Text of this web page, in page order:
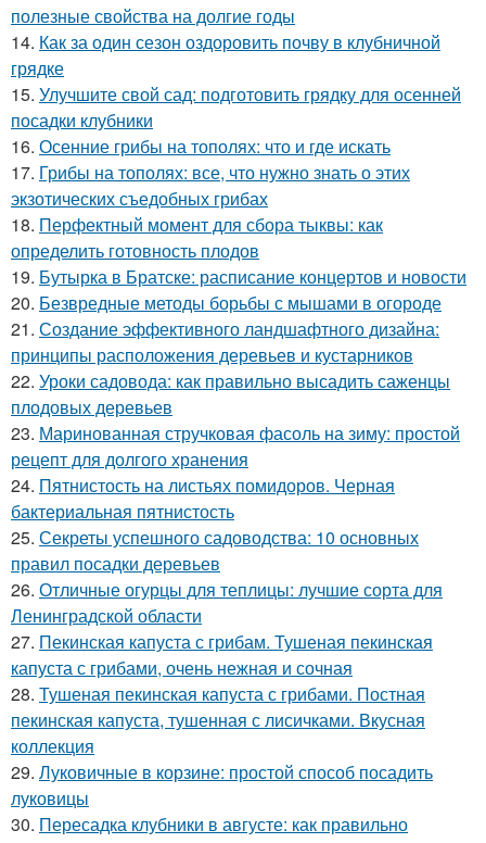
полезные свойства на долгие годы
14. Как за один сезон оздоровить почву в клубничной
грядке
15. Улучшите свой сад: подготовить грядку для осенней
посадки клубники
16. Осенние грибы на тополях: что и где искать
17. Грибы на тополях: все, что нужно знать о этих
экзотических съедобных грибах
18. Перфектный момент для сбора тыквы: как
определить готовность плодов
19. Бутырка в Братске: расписание концертов и новости
20. Безвредные методы борьбы с мышами в огороде
21. Создание эффективного ландшафтного дизайна:
принципы расположения деревьев и кустарников
22. Уроки садовода: как правильно высадить саженцы
плодовых деревьев
23. Маринованная стручковая фасоль на зиму: простой
рецепт для долгого хранения
24. Пятнистость на листьях помидоров. Черная
бактериальная пятнистость
25. Секреты успешного садоводства: 10 основных
правил посадки деревьев
26. Отличные огурцы для теплицы: лучшие сорта для
Ленинградской области
27. Пекинская капуста с грибам. Тушеная пекинская
капуста с грибами, очень нежная и сочная
28. Тушеная пекинская капуста с грибами. Постная
пекинская капуста, тушенная с лисичками. Вкусная
коллекция
29. Луковичные в корзине: простой способ посадить
луковицы
30. Пересадка клубники в августе: как правильно